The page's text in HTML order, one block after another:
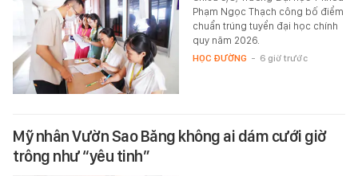
Phạm Ngọc Thạch công bố điểm
chuẩn trúng tuyển đại học chính
quy năm 2026.
HỌC ĐƯỜNG - 6 giờ trước
Mỹ nhân Vườn Sao Băng không ai dám cưới giờ
trông như “yêu tinh”